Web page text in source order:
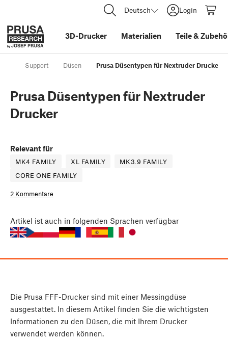
Deutsch Login
3D-Drucker Materialien Teile&
Support Düsen Prusa Düsentypen für Nextruder Drucker
Prusa Düsentypen für Nextruder
Drucker
Relevant für
MK4 FAMILY XL FAMILY
MK3.9 FAMILY
CORE ONE FAMILY
2 Kommentare
Artikel ist auch in folgenden Sprachen verfügbar
Die Prusa FFF-Drucker sind mit einer Messingdüse
ausgestattet. In diesem Artikel finden Sie die wichtigsten
Informationen zu den Düsen, die mit Ihrem Drucker
verwendet werden können.